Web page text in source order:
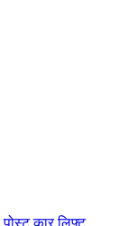
कार लिफ्ट